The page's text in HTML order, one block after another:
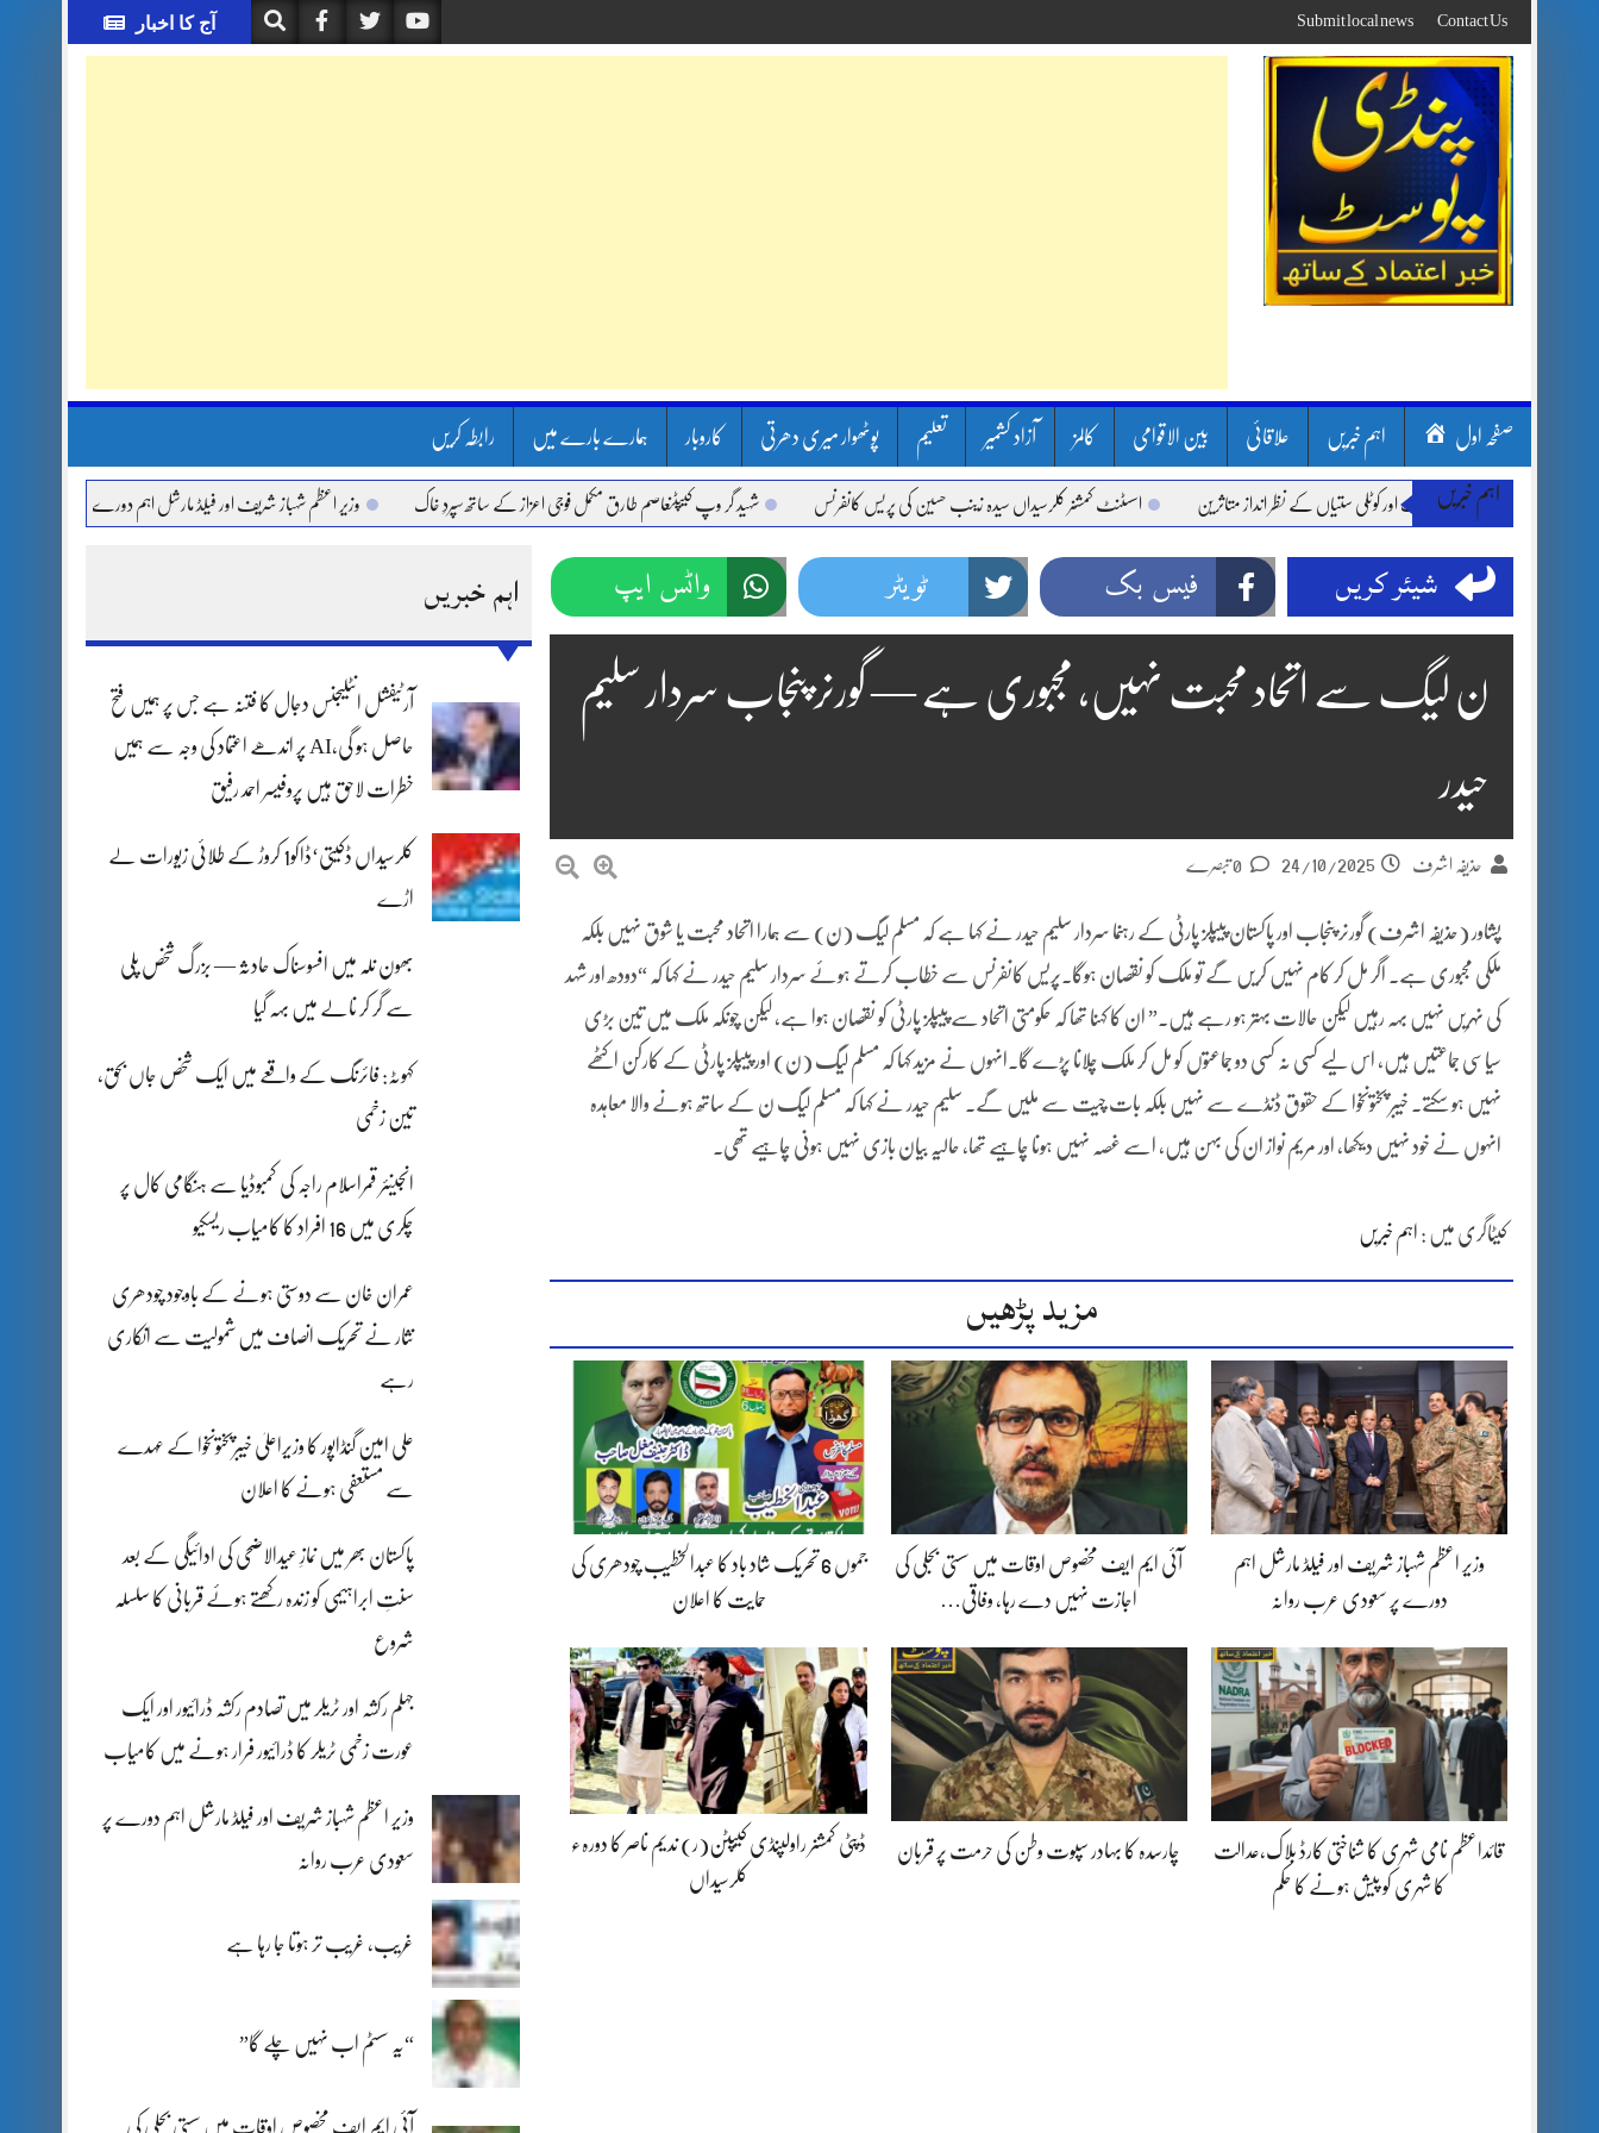
to
content
آج کا اخبار Contact Us
Submit local news
صفحہ اول اہم خبریں علاقائی بین الاقوامی کالمز آزاد کشمیر تعلیم پوٹھوار میری دھرتی کاروبار ہمارے بارے میں رابطہ کریں
اہم خبریں
بارشیں، لینڈ سلائیڈنگ اور کوٹلی ستیاں کے نظر انداز متاثرین اسسٹنٹ کمشنر کلرسیداں سیدہ زینب حسین کی پریس کانفرنس شہید گر وپ کیپٹنعاصم طارق مکمل فوجی اعزاز کے ساتھ سپردِ خاک وزیر اعظم شہباز شریف اور فیلڈ مارشل اہم دورے پر سعودی عرب روانہ
اہم خبریں
آرٹیفشل انٹلیجنس دجال کا فتنہ ہے جس پر ہمیں فتح
حاصل ہو گی،AI پر اندھے اعتماد کی وجہ سے ہمیں
خطرات لاحق ہیں پروفیسر احمد رفیق
کلرسیداں ڈکیتی‘ڈاکو1 کروڑ کے طلائی زیورات لے
اڑے
بھون نلہ میں افسوسناک حادثہ — بزرگ شخص پلی
سے گر کر نالے میں بہہ گیا
کہوٹہ: فائرنگ کے واقعے میں ایک شخص جاں بحق،
تین زخمی
انجینئر قمراسلام راجہ کی کمبوڈیا سے ہنگامی کال پر
چکری میں 16 افراد کا کامیاب ریسکیو
عمران خان سے دوستی ہونے کے باوجود چودھری
نثار نے تحریک انصاف میں شمولیت سے انکاری
رہے
علی امین گنڈاپور کا وزیراعلیٰ خیبرپختونخوا کے عہدے
سے مستعفی ہونے کا اعلان
پاکستان بھر میں نمازِ عیدالاضحی کی ادائیگی کے بعد
سنتِ ابراہیمی کو زندہ رکھتے ہوئے قربانی کا سلسلہ
شروع
جہلم رکشہ اور ٹریلر میں تصادم رکشہ ڈرائیور اور ایک
عورت زخمی ٹریلر کا ڈرائیور فرار ہونے میں کامیاب
وزیر اعظم شہباز شریف اور فیلڈ مارشل اہم دورے پر
سعودی عرب روانہ
غریب، غریب تر ہوتا جا رہا ہے
“یہ سسٹم اب نہیں چلے گا”
آئی ایم ایف مخصوص اوقات میں سستی بجلی کی
شیئر کریں فیس بک ٹویٹر واٹس ایپ
ن لیگ سے اتحاد محبت نہیں، مجبوری ہے — گورنر پنجاب سردار سلیم
حیدر
حذیفہ اشرف 24/10/2025
پشاور (حذیفہ اشرف) گورنر پنجاب اور پاکستان پیپلز پارٹی کے رہنما سردار سلیم حیدر نے کہا ہے کہ مسلم لیگ (ن) سے ہمارا اتحاد محبت یا شوق نہیں بلکہ
ملکی مجبوری ہے۔ اگر مل کر کام نہیں کریں گے تو ملک کو نقصان ہوگا۔پریس کانفرنس سے خطاب کرتے ہوئے سردار سلیم حیدر نے کہا کہ “دودھ اور شہد
کی نہریں نہیں بہہ رہیں لیکن حالات بہتر ہو رہے ہیں۔” ان کا کہنا تھا کہ حکومتی اتحاد سے پیپلز پارٹی کو نقصان ہوا ہے، لیکن چونکہ ملک میں تین بڑی
سیاسی جماعتیں ہیں، اس لیے کسی نہ کسی دو جماعتوں کو مل کر ملک چلانا پڑے گا۔انہوں نے مزید کہا کہ مسلم لیگ (ن) اور پیپلز پارٹی کے کارکن اکٹھے
نہیں ہو سکتے۔ خیبر پختونخوا کے حقوق ڈنڈے سے نہیں بلکہ بات چیت سے ملیں گے۔ سلیم حیدر نے کہا کہ مسلم لیگ ن کے ساتھ ہونے والا معاہدہ
انہوں نے خود نہیں دیکھا، اور مریم نواز ان کی بہن ہیں، اسے غصہ نہیں ہونا چاہیے تھا، حالیہ بیان بازی نہیں ہونی چاہیے تھی۔
کیٹاگری میں : اہم خبریں
مزید پڑھیں
وزیر اعظم شہباز شریف اور فیلڈ مارشل اہم
دورے پر سعودی عرب روانہ
آئی ایم ایف مخصوص اوقات میں سستی بجلی کی
اجازت نہیں دے رہا، وفاقی…
جموں 6 تحریک شاد باد کا عبدالخطیب چودھری کی
حمایت کا اعلان
قائداعظم نامی شہری کا شناختی کارڈ بلاک،عدالت
کا شہری کو پیش ہونے کا حکم
چارسدہ کا بہادر سپوت وطن کی حرمت پر قربان
ڈپٹی کمشنر راولپنڈی کیپٹن(ر) ندیم ناصر کا دورہء
کلرسیداں